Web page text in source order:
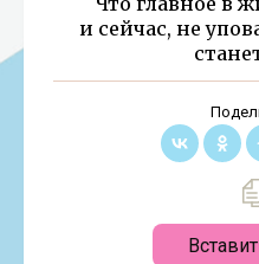
и сейчас, не